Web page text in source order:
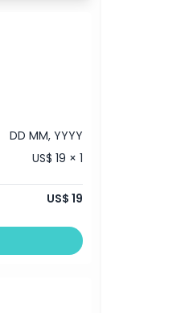
DD MM, YYYY
US$ 19 × 1
US$ 19